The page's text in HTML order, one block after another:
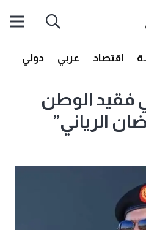
اقتصاد عربي دولي
فقيد الوطن
الرياني”